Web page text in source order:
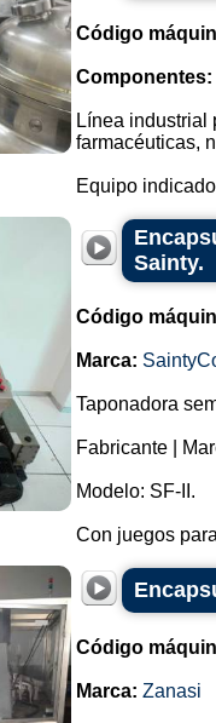
Código
Componentes:
Línea industrial
farmacéuticas,
Equipo
Sainty.
Código
Marca:
Taponadora
Fabricante |
Modelo: SF-II.
Con juegos
Código
Marca: Zanasi